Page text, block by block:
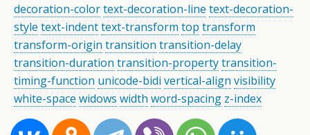
decoration-colortext-decoration-line text-decoration-
style text-indenttext-transform top transform
transform-origin transition transition-delay
transition-duration transition-propertytransition-
timing-function unicode-bidi vertical-align visibility
white-space widows width word-spacing z-index